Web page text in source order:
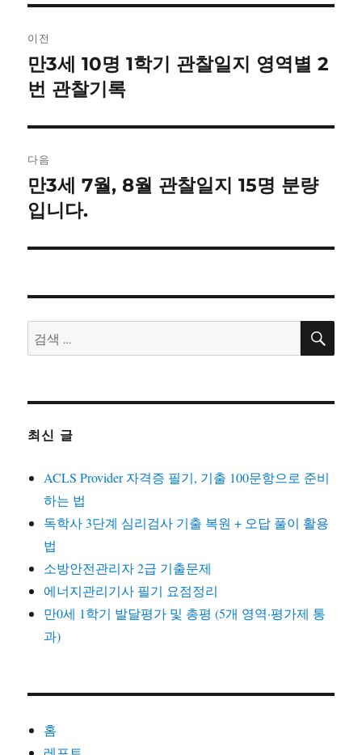
내
비
게
이
션
이전
이
전
만3세 10명 1학기 관찰일지 영역별 2
번 관찰기록
다음
다
음
만3세 7월, 8월 관찰일지 15명 분량
입니다.
검
색:
검
최신 글
ACLS Provider 자격증 필기, 기출 100문항으로 준비
하는 법
독학사 3단계 심리검사 기출 복원 + 오답 풀이 활용
법
소방안전관리자 2급 기출문제
에너지관리기사 필기 요점정리
만0세 1학기 발달평가 및 총평 (5개 영역·평가제 통
과)
홈